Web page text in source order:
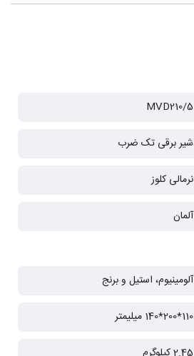
MVD210/5
شیر برقی تک ضرب
نرمالی کلوز
آلمان
آلومینیوم، استیل و برنج
110*200*140 میلیمتر